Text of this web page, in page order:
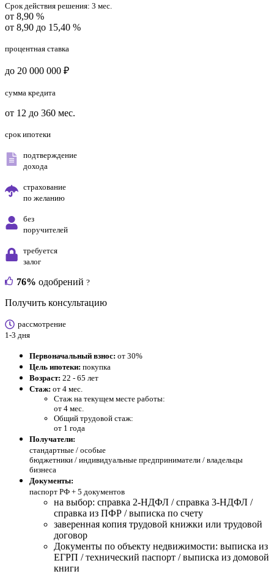
Срок действия решения: 3 мес.
от 8,90 %
от 8,90 до 15,40 %
процентная ставка
до 20 000 000 ₽
сумма кредита
от 12 до 360 мес.
срок ипотеки
подтверждение
дохода
страхование
по желанию
без
поручителей
требуется
залог
76% одобрений ?
Получить консультацию
рассмотрение
1-3 дня
Первоначальный взнос: от 30%
Цель ипотеки: покупка
Возраст: 22 - 65 лет
Стаж: от 4 мес.
Стаж на текущем месте работы:
от 4 мес.
Общий трудовой стаж:
от 1 года
Получатели:
стандартные / особые
бюджетники / индивидуальные предприниматели / владельцы
бизнеса
Документы:
паспорт РФ + 5 документов
на выбор: справка 2-НДФЛ / справка 3-НДФЛ /
справка из ПФР / выписка по счету
заверенная копия трудовой книжки или трудовой
договор
Документы по объекту недвижимости: выписка из
ЕГРП / технический паспорт / выписка из домовой
книги